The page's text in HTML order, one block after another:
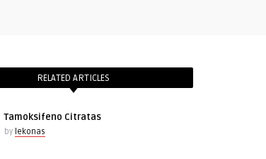
RELATED ARTICLES
Tamoksifeno Citratas
by lekonas